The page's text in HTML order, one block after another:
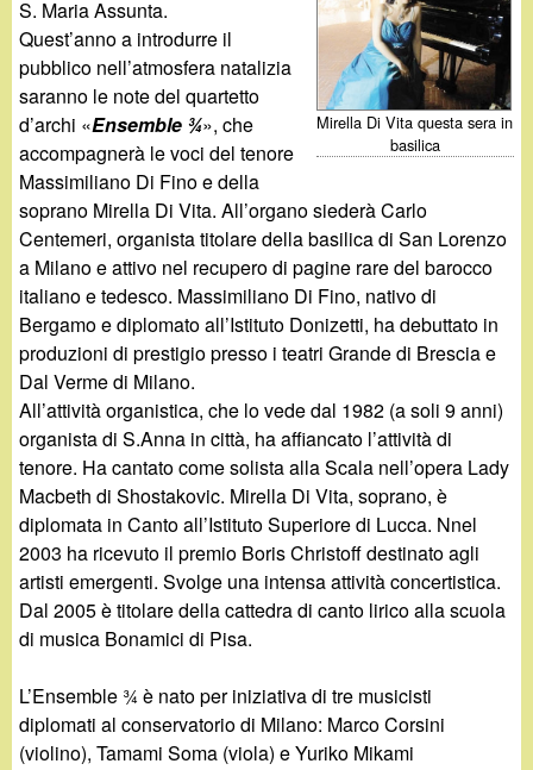
n
o
.
i
t
Mirella Di Vita questa sera in
basilica
S. Maria Assunta.
Quest’anno a introdurre il
pubblico nell’atmosfera natalizia
saranno le note del quartetto
d’archi «Ensemble ¾», che
accompagnerà le voci del tenore
Massimiliano Di Fino e della
soprano Mirella Di Vita. All’organo siederà Carlo
Centemeri, organista titolare della basilica di San Lorenzo
a Milano e attivo nel recupero di pagine rare del barocco
italiano e tedesco. Massimiliano Di Fino, nativo di
Bergamo e diplomato all’Istituto Donizetti, ha debuttato in
produzioni di prestigio presso i teatri Grande di Brescia e
Dal Verme di Milano.
All’attività organistica, che lo vede dal 1982 (a soli 9 anni)
organista di S.Anna in città, ha affiancato l’attività di
tenore. Ha cantato come solista alla Scala nell’opera Lady
Macbeth di Shostakovic. Mirella Di Vita, soprano, è
diplomata in Canto all’Istituto Superiore di Lucca. Nnel
2003 ha ricevuto il premio Boris Christoff destinato agli
artisti emergenti. Svolge una intensa attività concertistica.
Dal 2005 è titolare della cattedra di canto lirico alla scuola
di musica Bonamici di Pisa.
L’Ensemble ¾ è nato per iniziativa di tre musicisti
diplomati al conservatorio di Milano: Marco Corsini
(violino), Tamami Soma (viola) e Yuriko Mikami